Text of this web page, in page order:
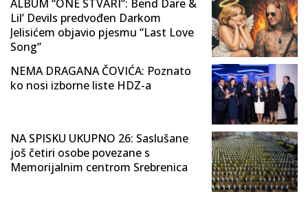
ALBUM “ONE STVARI”: Bend Dare &
Lil’ Devils predvođen Darkom
Jelisićem objavio pjesmu “Last Love
Song”
NEMA DRAGANA ČOVIĆA: Poznato
ko nosi izborne liste HDZ-a
NA SPISKU UKUPNO 26: Saslušane
još četiri osobe povezane s
Memorijalnim centrom Srebrenica